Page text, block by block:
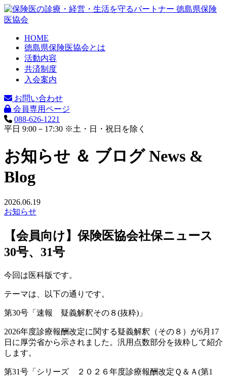
HOME
徳島県保険医協会とは
活動内容
共済制度
入会案内
お問い合わせ
会員専用ページ
088-626-1221
平日 9:00－17:30 ※土・日・祝日を除く
お知らせ ＆ ブログ News &
Blog
2026.06.19
お知らせ
【会員向け】保険医協会社保ニュース
30号、31号
今回は医科版です。
テーマは、以下の通りです。
第30号「速報 疑義解釈その８(抜粋)」
2026年度診療報酬改定に関する疑義解釈（その８）が6月17
日に厚労省から示されました。汎用点数部分を抜粋して紹介
します。
第31号「シリーズ ２０２６年度診療報酬改定Ｑ＆Ａ(第1